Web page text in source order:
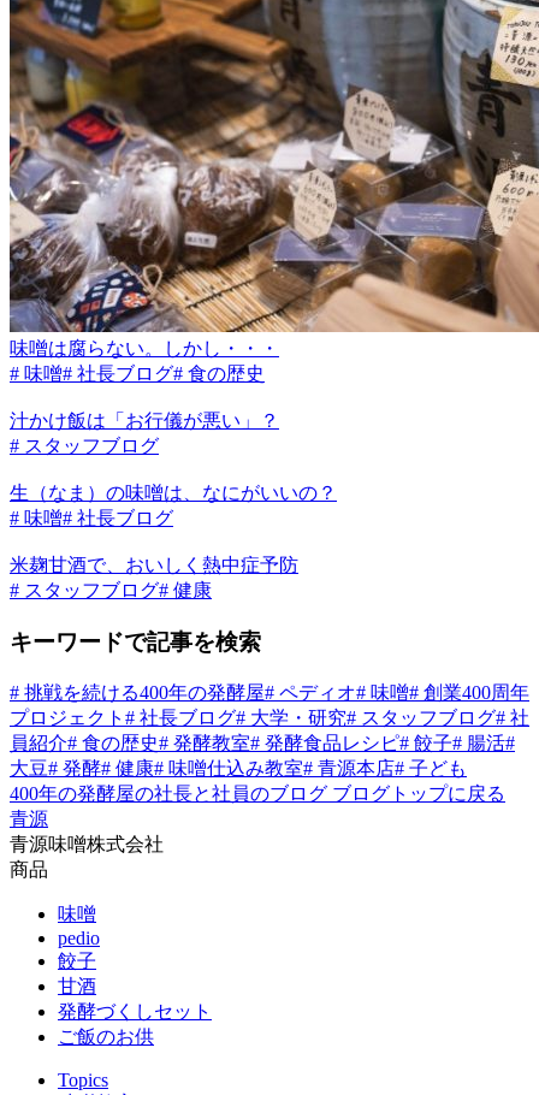
味噌は腐らない。しかし・・・
# 味噌# 社長ブログ# 食の歴史
汁かけ飯は「お行儀が悪い」？
# スタッフブログ
生（なま）の味噌は、なにがいいの？
# 味噌# 社長ブログ
米麹甘酒で、おいしく熱中症予防
# スタッフブログ# 健康
キーワードで記事を検索
# 挑戦を続ける400年の発酵屋# ペディオ# 味噌# 創業400周年
プロジェクト # 社長ブログ# 大学・研究# スタッフブログ# 社
員紹介# 食の歴史# 発酵教室# 発酵食品レシピ# 餃子# 腸活#
大豆# 発酵# 健康# 味噌仕込み教室# 青源本店# 子ども
400年の発酵屋の社長と社員のブログ ブログトップに戻る
青源
青源味噌株式会社
商品
味噌
pedio
餃子
甘酒
発酵づくしセット
ご飯のお供
Topics